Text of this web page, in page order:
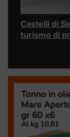
Castelli di
turismo di